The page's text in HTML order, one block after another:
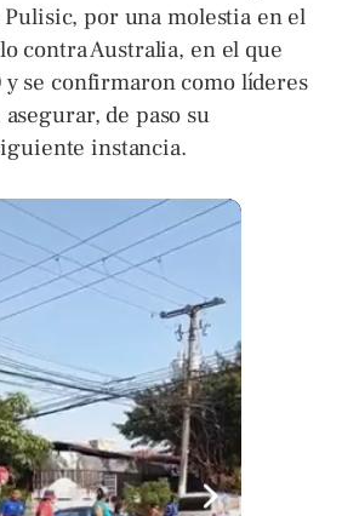
por una molestia en el
contra Australia, en el que
se confirmaron como líderes
de paso su
instancia.